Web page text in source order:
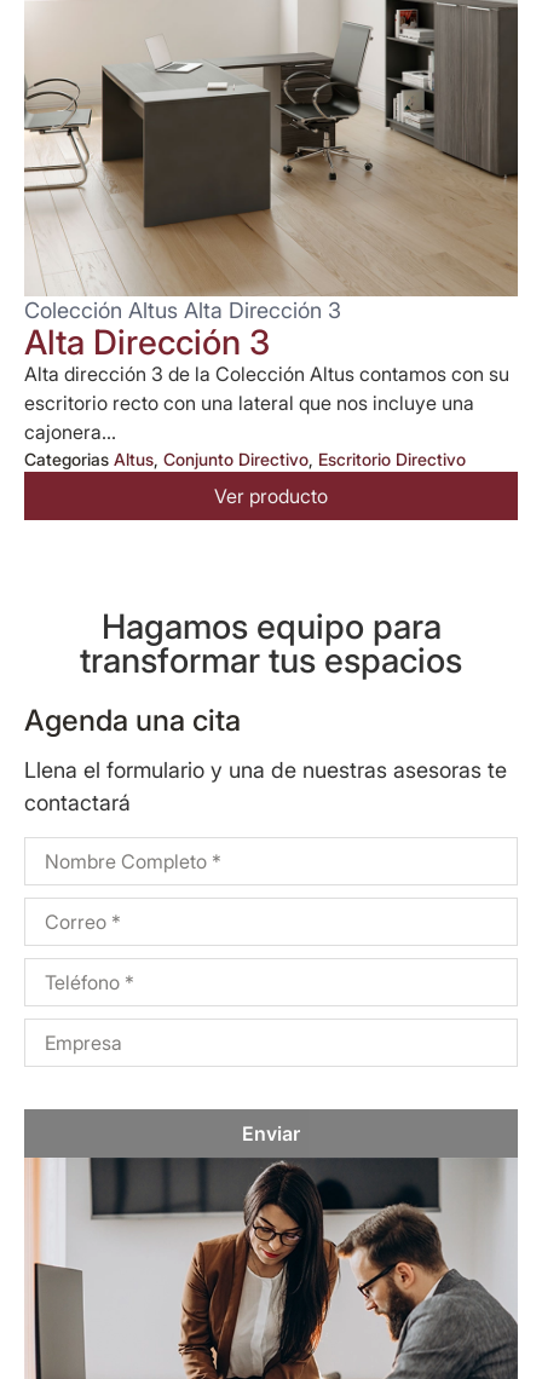
Colección Altus Alta Dirección 3
Alta Dirección 3
Alta dirección 3 de la Colección Altus contamos con su
escritorio recto con una lateral que nos incluye una
cajonera...
Categorias Altus, Conjunto Directivo, Escritorio Directivo
Ver producto
Hagamos equipo para
transformar tus espacios
Agenda una cita
Llena el formulario y una de nuestras asesoras te
contactará
Enviar